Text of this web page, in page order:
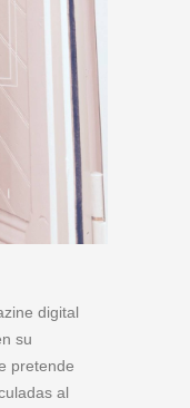
digital
su
pretende
al